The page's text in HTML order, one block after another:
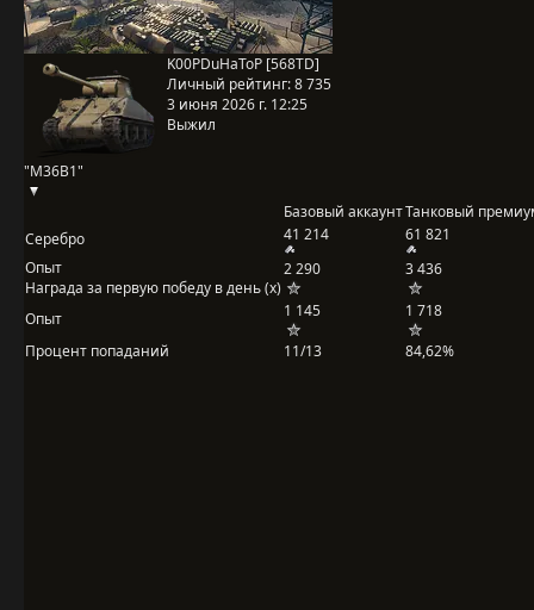
"M36B1"
K00PDuHaToP [568TD]
Личный рейтинг:8 735
3 июня 2026 г. 12:25
Выжил
Базовый аккаунтТанковый
Серебро
41 214
61 821
Опыт
Награда за первую победу в день (x)
2 290 3 436
Опыт 1 145
1 718
Процент попаданий
11/13 84,62%